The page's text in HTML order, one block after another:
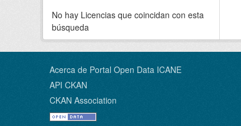
No hay Licencias que coincidan con esta
búsqueda
Acerca de Portal Open Data ICANE
API CKAN
CKAN Association